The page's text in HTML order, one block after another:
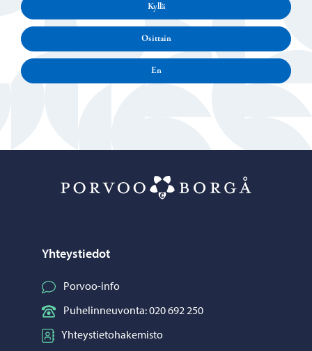
Kyllä
Osittain
En
Yhteystiedot
Porvoo-info
Puhelinneuvonta: 020 692 250
Yhteystietohakemisto